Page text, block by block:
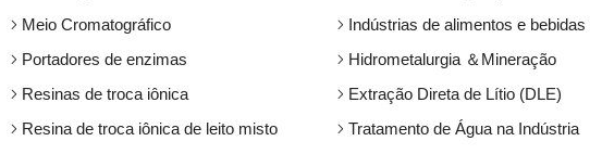
Meio Cromatográfico
Portadores de enzimas
Resinas de troca iônica
Resina de troca iônica de leito misto
Indústrias de alimentos e bebidas
Hidrometalurgia ＆Mineração
Extração Direta de Lítio (DLE)
Tratamento de Água na Indústria